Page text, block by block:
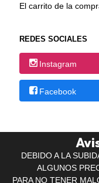
El carrito de la
REDES SOCIALES
Instagram
Facebook
DEBIDO A LA
ALGUNOS
PARA NO TENER